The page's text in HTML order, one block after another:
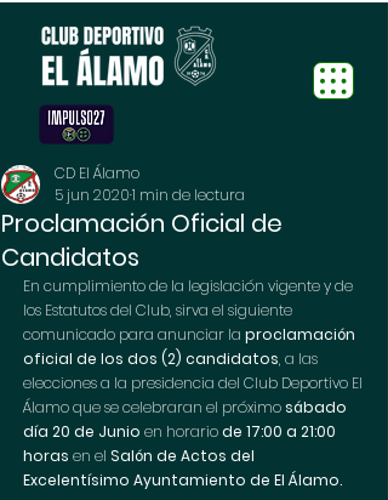
Proclamación Oficial de
Candidatos
CD El Álamo
5 jun 20201 min de lectura
En cumplimiento de la legislación vigente y de
los Estatutos del Club, sirva el siguiente
comunicado para anunciar la proclamación
oficial de los dos (2) candidatos, a las
elecciones a la presidencia del Club Deportivo El
Álamo que se celebraran el próximo sábado
día 20 de Junio en horario de 17:00 a 21:00
horas en el Salón de Actos del
Excelentísimo Ayuntamiento de El Álamo.